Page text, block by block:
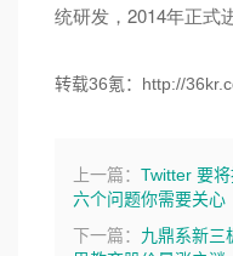
统研发，2014年正式
转载36氪：http://
上一篇： Twitter 要
六个问题你需要关心
下一篇： 九鼎系新三